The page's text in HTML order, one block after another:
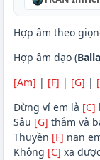
Hợp âm theo
Hợp âm dạo (
[Am] | [F] | [G] |
Đừng ví em là [C]
Sâu [G] thẳm và
Thuyền [F] nan
Không [C] xa